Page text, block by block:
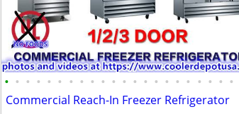
• • • • • • • • • • • • • • • • • • • • • •
Commercial Reach-In Freezer Refrigerator